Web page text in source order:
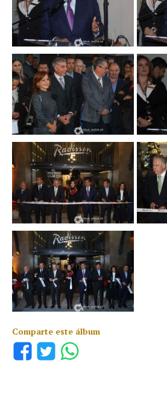
Comparte este álbum